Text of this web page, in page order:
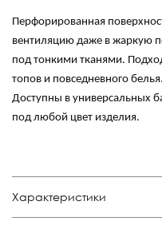
Перфорированная
вентиляцию даже в жаркую
под тонкими тканями.
топов и повседневного белья.
Доступны в универсальных
под любой цвет изделия.
Характеристики